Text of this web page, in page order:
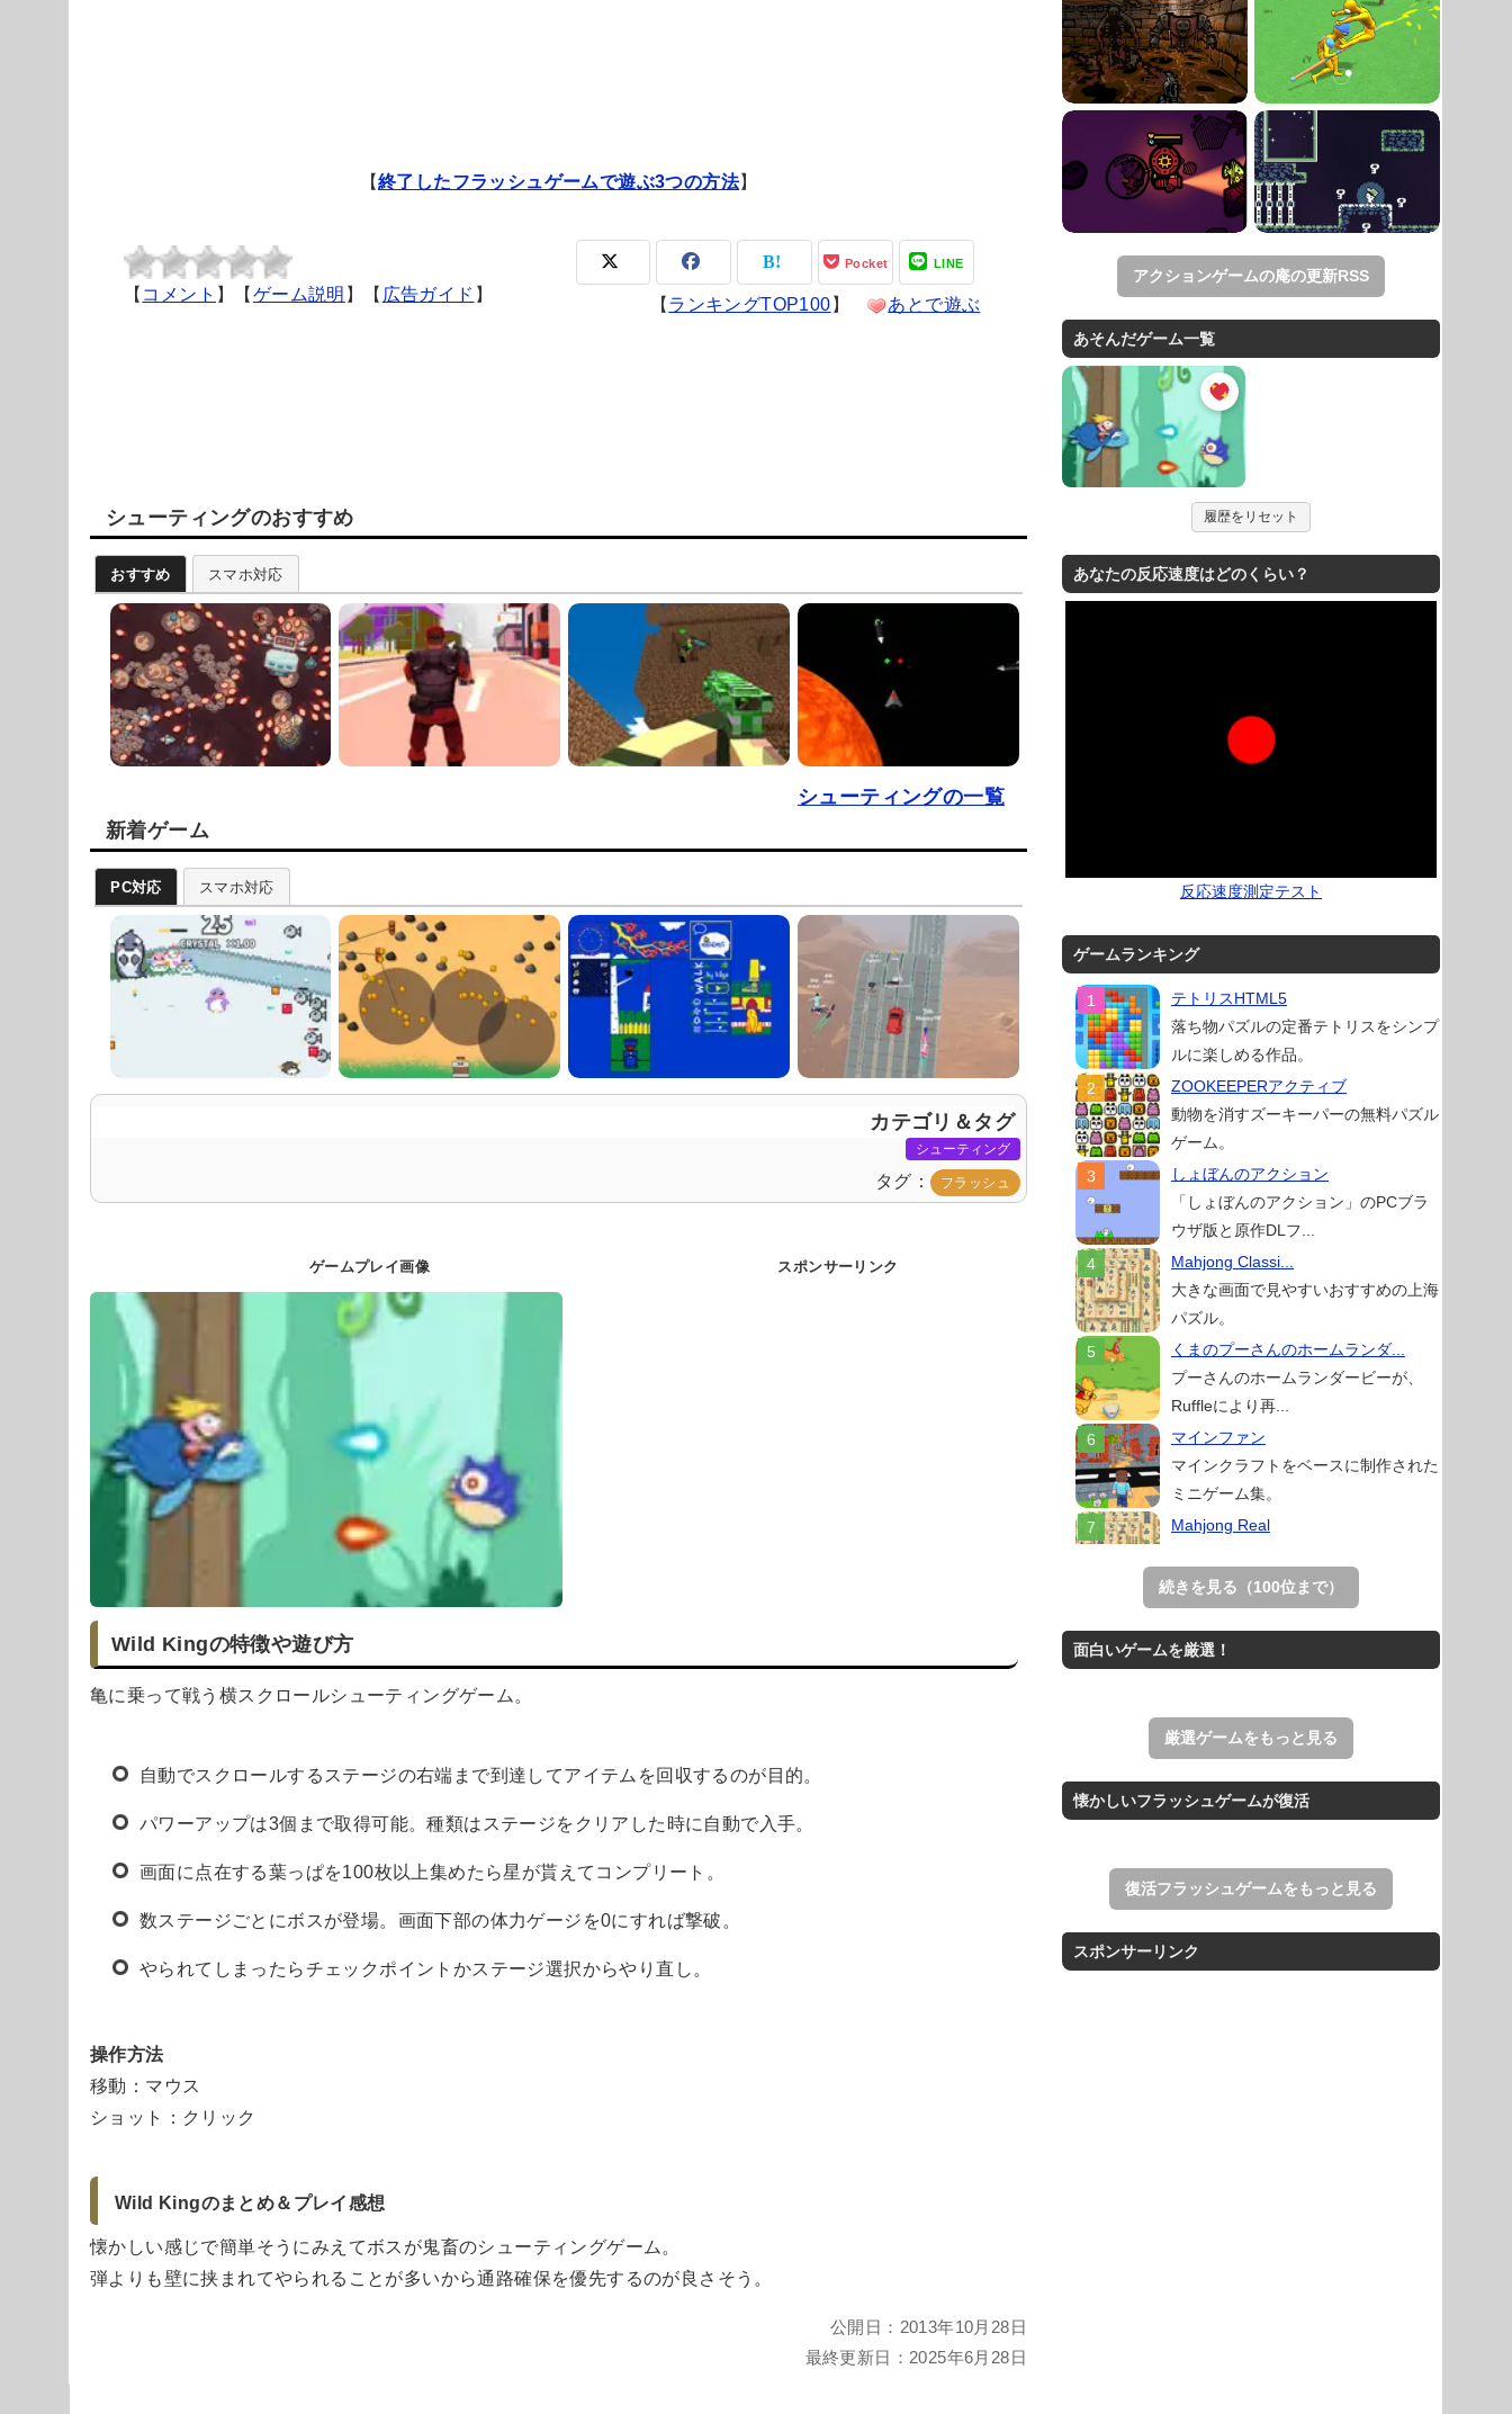
【終了したフラッシュゲームで遊ぶ3つの方法】
【 コメント 】【 ゲーム説明 】【 広告ガイド 】
Pocket LINE
【 ランキングTOP100 】 あとで遊ぶ
シューティングのおすすめ
おすすめ スマホ対応
シューティングの一覧
新着ゲーム
PC対応 スマホ対応
カテゴリ＆タグ
シューティング
タグ フラッシュ
ゲームプレイ画像 スポンサーリンク
Wild Kingの特徴や遊び方
亀に乗って戦う横スクロールシューティングゲーム。
自動でスクロールするステージの右端まで到達してアイテムを回収するのが目的。
パワーアップは3個まで取得可能。種類はステージをクリアした時に自動で入手。
画面に点在する葉っぱを100枚以上集めたら星が貰えてコンプリート。
数ステージごとにボスが登場。画面下部の体力ゲージを0にすれば撃破。
やられてしまったらチェックポイントかステージ選択からやり直し。
操作方法
移動：マウス
ショット：クリック
Wild Kingのまとめ＆プレイ感想
懐かしい感じで簡単そうにみえてボスが鬼畜のシューティングゲーム。
弾よりも壁に挟まれてやられることが多いから通路確保を優先するのが良さそう。
公開日： 2013年10月28日
最終更新日： 2025年6月28日
アクションゲームの庵の更新RSS
あそんだゲーム一覧
履歴をリセット
あなたの反応速度はどのくらい？
反応速度測定テスト
ゲームランキング
テトリスHTML5
落ち物パズルの定番テトリスをシンプ
ルに楽しめる作品。
ZOOKEEPERアクティブ
動物を消すズーキーパーの無料パズル
ゲーム。
しょぼんのアクション
「しょぼんのアクション」のPCブラ
ウザ版と原作DLフ...
Mahjong Classi...
大きな画面で見やすいおすすめの上海
パズル。
くまのプーさんのホームランダ...
プーさんのホームランダービーが、
Ruffleにより再...
マインファン
マインクラフトをベースに制作された
ミニゲーム集。
Mahjong Real
ゲーム。
スイカゲーム 無料Web版
スイカゲームをスクラッチで再現した
無料Web版。
王国を構築していく放置系のシミュレ
ーションゲーム。
すべての矢印を画面外へ導くパズルゲ
続きを見る（100位まで）
面白いゲームを厳選！
厳選ゲームをもっと見る
懐かしいフラッシュゲームが復活
復活フラッシュゲームをもっと見る
スポンサーリンク